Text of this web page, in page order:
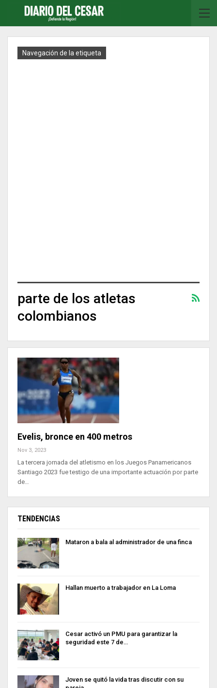
Navegación de la etiqueta
parte de los atletas
colombianos
Evelis, bronce en 400 metros
Nov 3, 2023
La tercera jornada del atletismo en los Juegos Panamericanos
Santiago 2023 fue testigo de una importante actuación por parte
de…
TENDENCIAS
Mataron a bala al administrador de una finca
Hallan muerto a trabajador en La Loma
Cesar activó un PMU para garantizar la
seguridad este 7 de…
Joven se quitó la vida tras discutir con su